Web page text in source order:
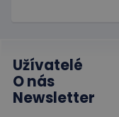
Užívatelé
O nás
Newsletter